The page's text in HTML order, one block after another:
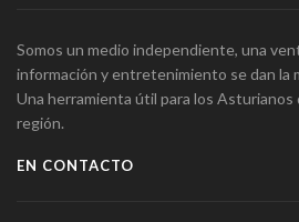
Somos un medio independiente, una
información y entretenimiento se dan la
Una herramienta útil para los Asturianos
región.
EN CONTACTO